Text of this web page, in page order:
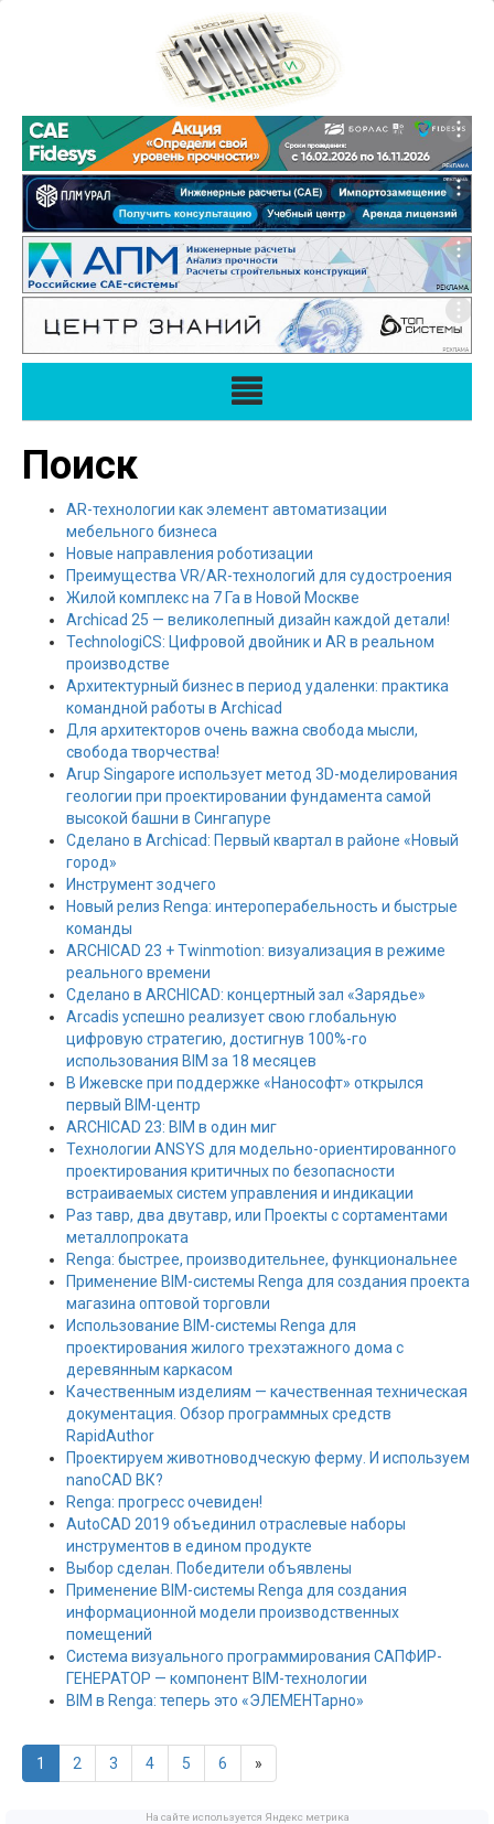
Поиск
AR-технологии как элемент автоматизации
мебельного бизнеса
Новые направления роботизации
Преимущества VR/AR-технологий для судостроения
Жилой комплекс на 7 Га в Новой Москве
Archicad 25 — великолепный дизайн каждой детали!
TechnologiCS: Цифровой двойник и AR в реальном
производстве
Архитектурный бизнес в период удаленки: практика
командной работы в Archicad
Для архитекторов очень важна свобода мысли,
свобода творчества!
Arup Singapore использует метод 3D-моделирования
геологии при проектировании фундамента самой
высокой башни в Сингапуре
Сделано в Archicad: Первый квартал в районе «Новый
город»
Инструмент зодчего
Новый релиз Renga: интероперабельность и быстрые
команды
ARCHICAD 23 + Twinmotion: визуализация в режиме
реального времени
Сделано в ARCHICAD: концертный зал «Зарядье»
Arcadis успешно реализует свою глобальную
цифровую стратегию, достигнув 100%-го
использования BIM за 18 месяцев
В Ижевске при поддержке «Нанософт» открылся
первый BIM-центр
ARCHICAD 23: BIM в один миг
Технологии ANSYS для модельно-ориентированного
проектирования критичных по безопасности
встраиваемых систем управления и индикации
Раз тавр, два двутавр, или Проекты с сортаментами
металлопроката
Renga: быстрее, производительнее, функциональнее
Применение BIM-системы Renga для создания проекта
магазина оптовой торговли
Использование BIM-системы Renga для
проектирования жилого трехэтажного дома с
деревянным каркасом
Качественным изделиям — качественная техническая
документация. Обзор программных средств
RapidAuthor
Проектируем животноводческую ферму. И используем
nanoCAD ВК?
Renga: прогресс очевиден!
AutoCAD 2019 объединил отраслевые наборы
инструментов в едином продукте
Выбор сделан. Победители объявлены
Применение BIM-системы Renga для создания
информационной модели производственных
помещений
Система визуального программирования САПФИР-
ГЕНЕРАТОР — компонент BIM-технологии
BIM в Renga: теперь это «ЭЛЕМЕНТарно»
1 2 3 4 5 6 »
На сайте используется Яндекс метрика